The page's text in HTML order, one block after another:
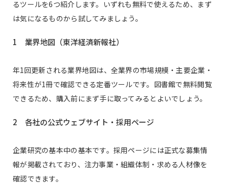
るツールを6つ紹介します。いずれも無料で使えるため、まず
は気になるものから試してみましょう。
1 業界地図（東洋経済新報社）
年1回更新される業界地図は、全業界の市場規模・主要企業・
将来性が1冊で確認できる定番ツールです。図書館で無料閲覧
できるため、購入前にまず手に取ってみるとよいでしょう。
2 各社の公式ウェブサイト・採用ページ
企業研究の基本中の基本です。採用ページには正式な募集情
報が掲載されており、注力事業・組織体制・求める人材像を
確認できます。